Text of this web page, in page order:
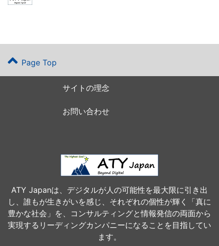
Page Top
サイトの理念
お問い合わせ
ATY Japanは、デジタルが人の可能性を最大限に引き出
し、誰もが生きがいを感じ、それぞれの個性が輝く「真に
豊かな社会」を、コンサルティングと情報発信の両面から
実現するリーディングカンパニーになることを目指してい
ます。